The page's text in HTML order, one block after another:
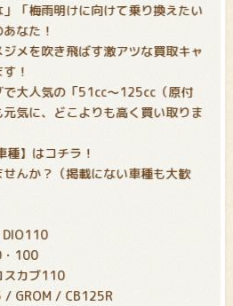
」「梅雨明けに向けて乗り換えたい
なた！
メを吹き飛ばす激アツな買取キャ
！
で大人気の「51cc〜125cc（原付
気に、どこよりも高く買い取りま
種】はコチラ！
んか？（掲載にない車種も大歓
・100
スカブ110
GROM / CB125R